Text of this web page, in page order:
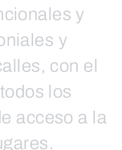
y
y
con el
los
acceso a la